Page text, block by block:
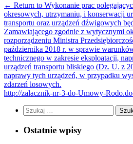
← Return to Wykonanie prac
okresowych, utrzymaniu, i konserwacji
transportu oraz urządzeń dźwigowych
Zamawiającego zgodnie z wytycznymi
rozporządzeniu Ministra
października 2018 r. w sprawie
technicznego w zakresie eksploatacji,
urządzeń transportu bliskiego (Dz. U. z
naprawy tych urządzeń, w przypadku
zdarzeń losowych.
http://zalacznik-nr-3-do-Umowy-
Szukaj:
Ostatnie wpisy